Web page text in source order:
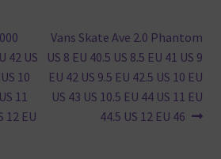
42 US
10
11
12 EU
Nächster
Beitrag:
Vans Skate Ave 2.0 Phantom
US 8 EU 40.5 US 8.5 EU 41 US 9
EU 42 US 9.5 EU 42.5 US 10 EU
US 43 US 10.5 EU 44 US 11 EU
44.5 US 12 EU 46